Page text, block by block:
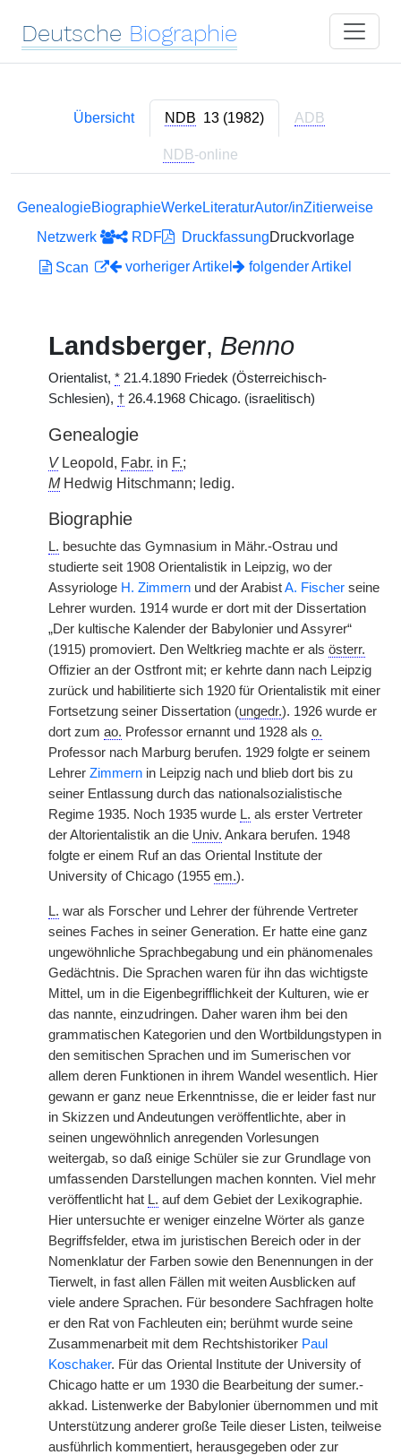
Deutsche Biographie
Übersicht NDB 13 (1982) ADB
NDB-online
GenealogieBiographieWerkeLiteraturAutor/inZitierweise
Netzwerk
RDF DruckfassungDruckvorlage
Scan
vorheriger Artikel folgender Artikel
Landsberger, Benno
Orientalist, * 21.4.1890 Friedek (Österreichisch-
Schlesien), † 26.4.1968 Chicago. (israelitisch)
Genealogie
VLeopold, Fabr. in F.;
MHedwig Hitschmann; ledig.
Biographie
L. besuchte das Gymnasium in Mähr.-Ostrau und
studierte seit 1908 Orientalistik in Leipzig, wo der
Assyriologe H. Zimmern und der ArabistA. Fischer seine
Lehrer wurden. 1914 wurde er dort mit der Dissertation
„Der kultische Kalender der Babylonier und Assyrer“
(1915) promoviert. Den Weltkrieg machte er als österr.
Offizier an der Ostfront mit; er kehrte dann nach Leipzig
zurück und habilitierte sich 1920 für Orientalistik mit einer
Fortsetzung seiner Dissertation (ungedr.). 1926 wurde er
dort zum ao. Professor ernannt und 1928 als o.
Professor nach Marburg berufen. 1929 folgte er seinem
Lehrer Zimmern in Leipzig nach und blieb dort bis zu
seiner Entlassung durch das nationalsozialistische
Regime 1935. Noch 1935 wurde L. als erster Vertreter
der Altorientalistik an die Univ. Ankara berufen. 1948
folgte er einem Ruf an das Oriental Institute der
University of Chicago (1955 em.).
L. war als Forscher und Lehrer der führende Vertreter
seines Faches in seiner Generation. Er hatte eine ganz
ungewöhnliche Sprachbegabung und ein phänomenales
Gedächtnis. Die Sprachen waren für ihn das wichtigste
Mittel, um in die Eigenbegrifflichkeit der Kulturen, wie er
das nannte, einzudringen. Daher waren ihm bei den
grammatischen Kategorien und den Wortbildungstypen in
den semitischen Sprachen und im Sumerischen vor
allem deren Funktionen in ihrem Wandel wesentlich. Hier
gewann er ganz neue Erkenntnisse, die er leider fast nur
in Skizzen und Andeutungen veröffentlichte, aber in
seinen ungewöhnlich anregenden Vorlesungen
weitergab, so daß einige Schüler sie zur Grundlage von
umfassenden Darstellungen machen konnten. Viel mehr
veröffentlicht hat L. auf dem Gebiet der Lexikographie.
Hier untersuchte er weniger einzelne Wörter als ganze
Begriffsfelder, etwa im juristischen Bereich oder in der
Nomenklatur der Farben sowie den Benennungen in der
Tierwelt, in fast allen Fällen mit weiten Ausblicken auf
viele andere Sprachen. Für besondere Sachfragen holte
er den Rat von Fachleuten ein; berühmt wurde seine
Zusammenarbeit mit dem Rechtshistoriker Paul
Koschaker. Für das Oriental Institute der University of
Chicago hatte er um 1930 die Bearbeitung der sumer.-
akkad. Listenwerke der Babylonier übernommen und mit
Unterstützung anderer große Teile dieser Listen, teilweise
ausführlich kommentiert, herausgegeben oder zur